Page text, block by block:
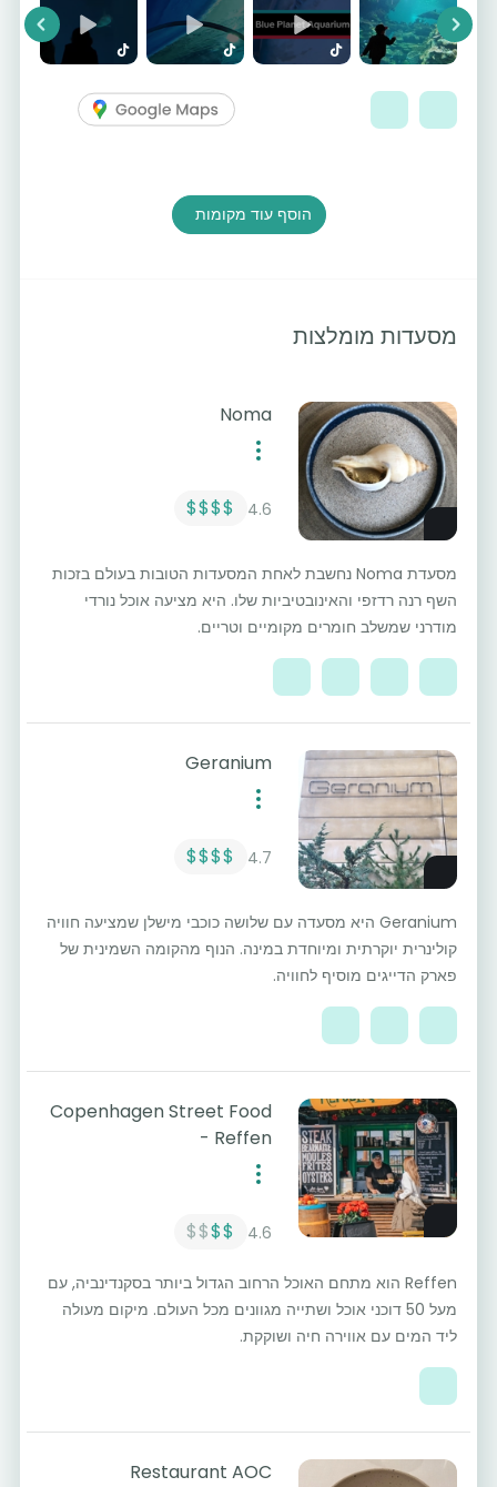
Next
הוסף עוד מקומות
מסעדות מומלצות
Noma
4.6
$$$$
מסעדת Noma נחשבת לאחת המסעדות הטובות בעולם בזכות
השף רנה רדזפי והאינובטיביות שלו. היא מציעה אוכל נורדי
מודרני שמשלב חומרים מקומיים וטריים.
Geranium
4.7
$$$$
Geranium היא מסעדה עם שלושה כוכבי מישלן שמציעה חוויה
קולינרית יוקרתית ומיוחדת במינה. הנוף מהקומה השמינית של
פארק הדייגים מוסיף לחוויה.
Copenhagen Street Food
- Reffen
4.6
$$
$$
Reffen הוא מתחם האוכל הרחוב הגדול ביותר בסקנדינביה, עם
מעל 50 דוכני אוכל ושתייה מגוונים מכל העולם. מיקום מעולה
ליד המים עם אווירה חיה ושוקקת.
Restaurant AOC